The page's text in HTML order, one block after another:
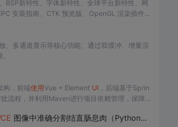
新特性、字体新特性、全球平台新特性、网
安装指南、CTK 预览版、OpenGL 渲染插件支
、多通道显示等核心功能。通过双缓冲、增量渲
构，前端使用Vue + Element UI ，后端基于Sprin
流程，并利用Maven进行项目依赖管理，保障
图像中准确分割结直肠息肉（Python代码实现+完整论文+数据集+